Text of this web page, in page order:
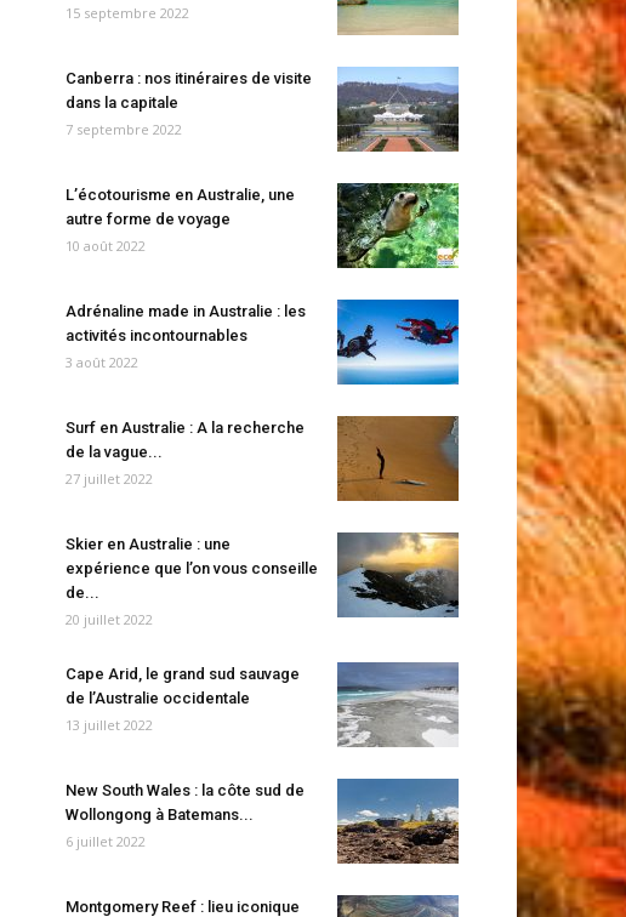
15 septembre 2022
Canberra : nos itinéraires de visite
dans la capitale
7 septembre 2022
L’écotourisme en Australie, une
autre forme de voyage
10 août 2022
Adrénaline made in Australie : les
activités incontournables
3 août 2022
Surf en Australie : A la recherche
de la vague...
27 juillet 2022
Skier en Australie : une
expérience que l’on vous conseille
de...
20 juillet 2022
Cape Arid, le grand sud sauvage
de l’Australie occidentale
13 juillet 2022
New South Wales : la côte sud de
Wollongong à Batemans...
6 juillet 2022
Montgomery Reef : lieu iconique